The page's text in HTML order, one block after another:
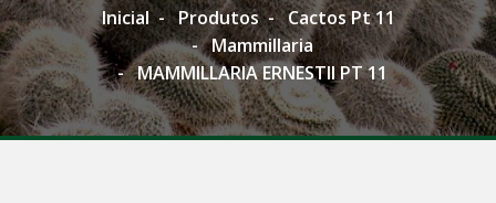
Inicial Produtos
Cactos Pt 11
Mammillaria
MAMMILLARIA ERNESTII PT 11